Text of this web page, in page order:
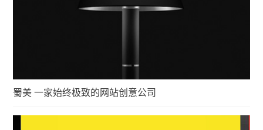
蜀美 一家始终极致的网站创意公司